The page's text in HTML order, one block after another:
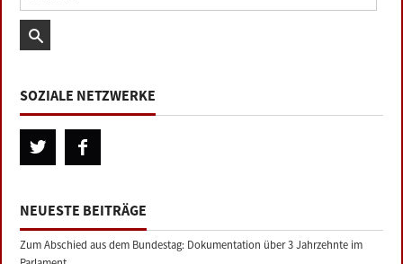
SOZIALE NETZWERKE
NEUESTE BEITRÄGE
Zum Abschied aus dem Bundestag: Dokumentation über 3 Jahrzehnte im